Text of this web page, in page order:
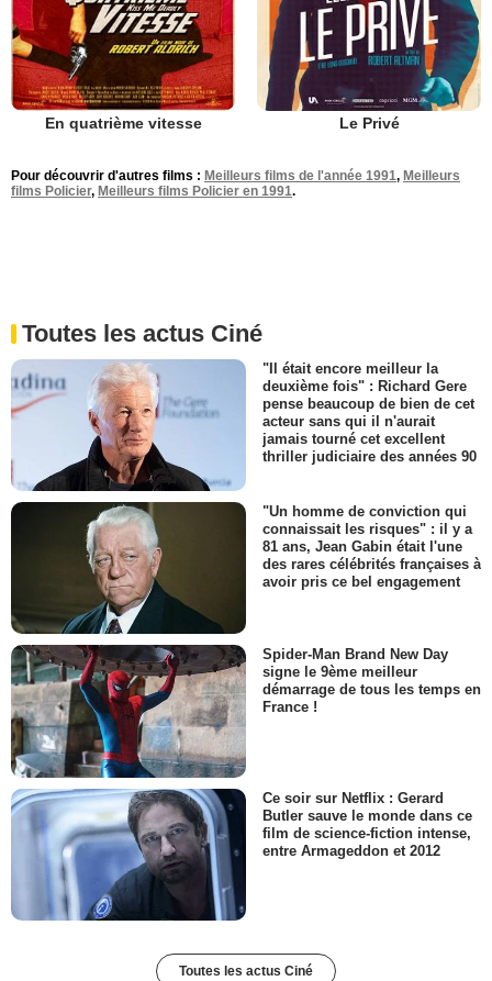
En quatrième vitesse Le Privé
Pour découvrir d'autres films : Meilleurs films de l'année 1991, Meilleurs
films Policier, Meilleurs films Policier en 1991.
Toutes les actus Ciné
"Il était encore meilleur la
deuxième fois" : Richard Gere
pense beaucoup de bien de cet
acteur sans qui il n'aurait
jamais tourné cet excellent
thriller judiciaire des années 90
"Un homme de conviction qui
connaissait les risques" : il y a
81 ans, Jean Gabin était l'une
des rares célébrités françaises à
avoir pris ce bel engagement
Spider-Man Brand New Day
signe le 9ème meilleur
démarrage de tous les temps en
France !
Ce soir sur Netflix : Gerard
Butler sauve le monde dans ce
film de science-fiction intense,
entre Armageddon et 2012
Toutes les actus Ciné